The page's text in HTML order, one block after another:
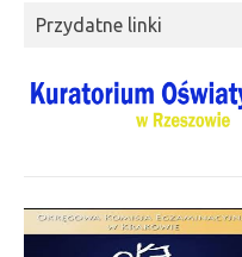
Przydatne linki